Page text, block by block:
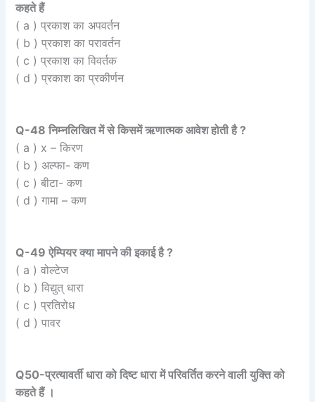
कहते हैं
( a ) प्रकाश का अपवर्तन
( b ) प्रकाश का परावर्तन
( c ) प्रकाश का विवर्तक
( d ) प्रकाश का प्रकीर्णन
Q-48 निम्नलिखित में से किसमें ऋणात्मक आवेश होती है ?
( a ) x – किरण
( b ) अल्फा- कण
( c ) बीटा- कण
( d ) गामा – कण
Q-49 ऐम्पियर क्या मापने की इकाई है ?
( a ) वोल्टेज
( b ) विद्युत् धारा
( c ) प्रतिरोध
( d ) पावर
Q50-प्रत्यावर्ती धारा को दिष्ट धारा में परिवर्तित करने वाली युक्ति को
कहते हैं ।